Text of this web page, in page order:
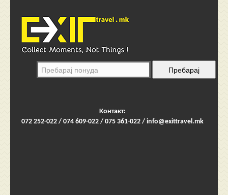
Контакт:
072 252-022 / 074 609-022 / 075 361-022 / info@exittravel.mk